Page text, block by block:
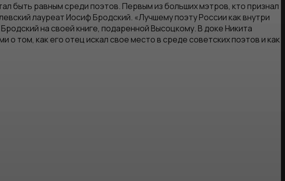
быть равным среди поэтов. Первым из больших мэтров, кто признал
лауреат Иосиф Бродский. «Лучшему поэту России как внутри
на своей книге, подаренной Высоцкому. В доке Никита
о том, как его отец искал свое место в среде советских поэтов и как